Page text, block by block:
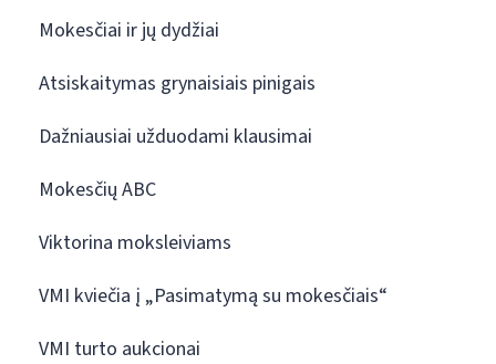
Mokesčiai ir jų dydžiai
Atsiskaitymas grynaisiais pinigais
Dažniausiai užduodami klausimai
Mokesčių ABC
Viktorina moksleiviams
VMI kviečia į „Pasimatymą su mokesčiais“
VMI turto aukcionai